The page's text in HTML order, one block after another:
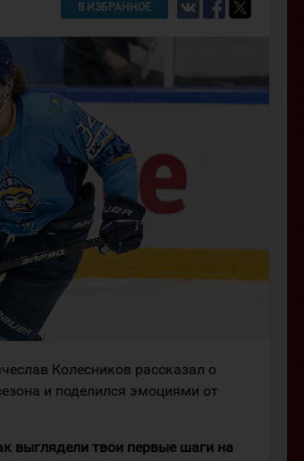
В ИЗБРАННОЕ
Колесников рассказал о
и поделился эмоциями от
выглядели твои первые шаги на